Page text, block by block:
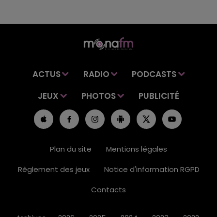
ACTUS RADIO
PODCASTS
JEUX
PHOTOS PUBLICITÉ
Plan du site
Mentions légales
Règlement des jeux
Notice d'information RGPD
Contacts